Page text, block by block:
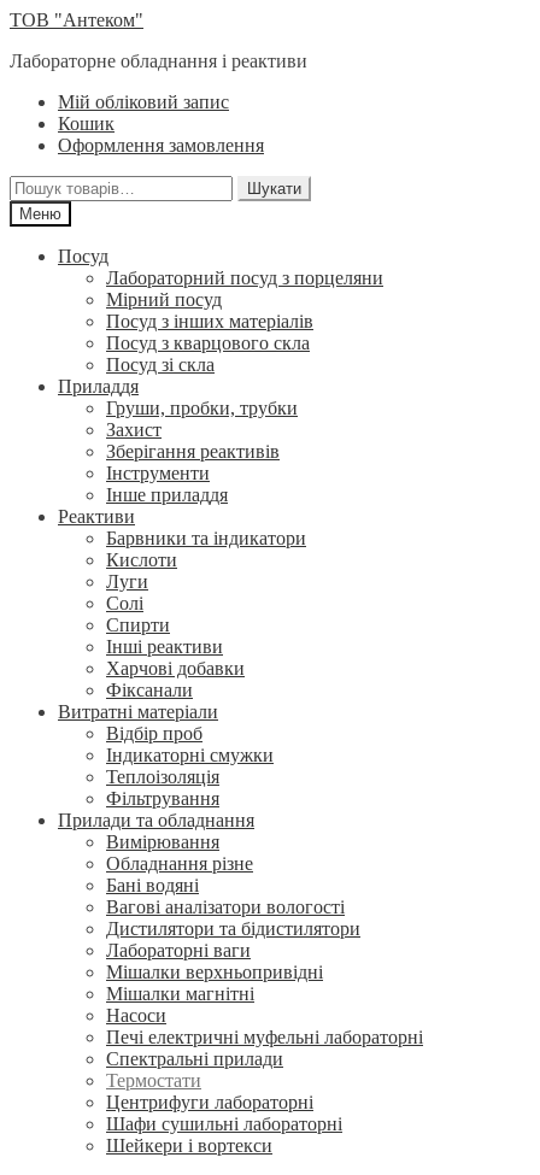
Перейти
навігації
Перейти
вмісту
ТОВ "Антеком"
Лабораторне обладнання і реактиви
Мій обліковий запис
Кошик
Оформлення замовлення
Шукати:
Шукати
Меню
Посуд
Лабораторний посуд з порцеляни
Мірний посуд
Посуд з інших матеріалів
Посуд з кварцового скла
Посуд зі скла
Приладдя
Груши, пробки, трубки
Захист
Зберігання реактивів
Інструменти
Інше приладдя
Реактиви
Барвники та індикатори
Кислоти
Луги
Солі
Спирти
Інші реактиви
Харчові добавки
Фіксанали
Витратні матеріали
Відбір проб
Індикаторні смужки
Теплоізоляція
Фільтрування
Прилади та обладнання
Вимірювання
Обладнання різне
Бані водяні
Вагові аналізатори вологості
Дистилятори та бідистилятори
Лабораторні ваги
Мішалки верхньопривідні
Мішалки магнітні
Насоси
Печі електричні муфельні лабораторні
Спектральні прилади
Термостати
Центрифуги лабораторні
Шафи сушильні лабораторні
Шейкери і вортекси